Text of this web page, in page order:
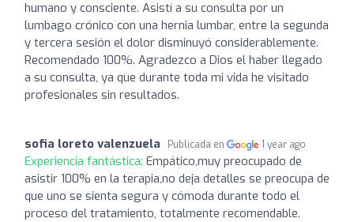
humano y consciente. Asistí a su consulta por un
lumbago crónico con una hernia lumbar, entre la segunda
y tercera sesión el dolor disminuyó considerablemente.
Recomendado 100%. Agradezco a Dios el haber llegado
a su consulta, ya que durante toda mi vida he visitado
profesionales sin resultados.
sofia loreto valenzuela Publicada en 1 year ago
Experiencia fantástica: Empático,muy preocupado de
asistir 100% en la terapia,no deja detalles se preocupa de
que uno se sienta segura y cómoda durante todo el
proceso del tratamiento, totalmente recomendable.